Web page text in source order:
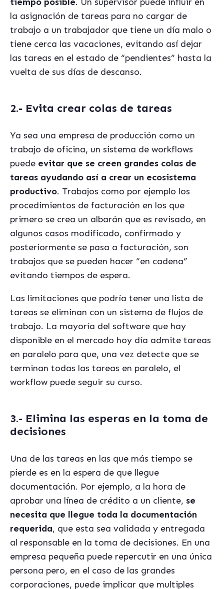
la asignación de tareas para no cargar de
trabajo a un trabajador que tiene un día malo o
tiene cerca las vacaciones, evitando así dejar
las tareas en el estado de “pendientes” hasta la
vuelta de sus días de descanso.
2.- Evita crear colas de tareas
Ya sea una empresa de producción como un
trabajo de oficina, un sistema de workflows
puede evitar que se creen grandes colas de
tareas ayudando así a crear un ecosistema
productivo. Trabajos como por ejemplo los
procedimientos de facturación en los que
primero se crea un albarán que es revisado, en
algunos casos modificado, confirmado y
posteriormente se pasa a facturación, son
trabajos que se pueden hacer “en cadena”
evitando tiempos de espera.
Las limitaciones que podría tener una lista de
tareas se eliminan con un sistema de flujos de
trabajo. La mayoría del software que hay
disponible en el mercado hoy día admite tareas
en paralelo para que, una vez detecte que se
terminan todas las tareas en paralelo, el
workflow puede seguir su curso.
3.- Elimina las esperas en la toma de
decisiones
Una de las tareas en las que más tiempo se
pierde es en la espera de que llegue
documentación. Por ejemplo, a la hora de
aprobar una línea de crédito a un cliente, se
necesita que llegue toda la documentación
requerida, que esta sea validada y entregada
al responsable en la toma de decisiones. En una
empresa pequeña puede repercutir en una única
persona pero, en el caso de las grandes
corporaciones, puede implicar que multiples